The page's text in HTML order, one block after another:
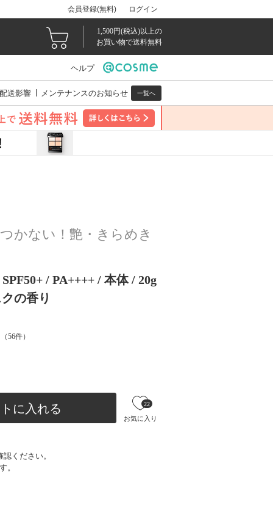
会員登録(無料) ログイン
1,500円(税込)以上の
お買い物で送料無料
ヘルプ
送影響 メンテナンスのお知らせ 一覧へ
かない！艶・きらめき
/ PA++++ / 本体 / 20g
の香り
（56件）
に入れる
お気に入り
22
ください。
。